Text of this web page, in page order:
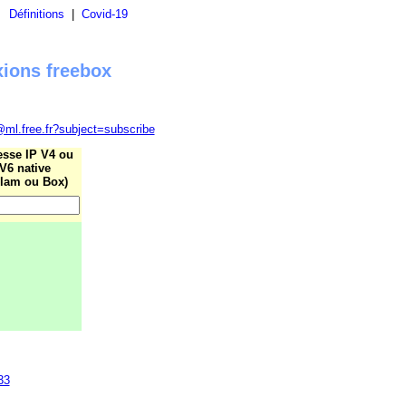
Définitions Covid-19
freebox
IP V4 ou
V6 native
ou Box)